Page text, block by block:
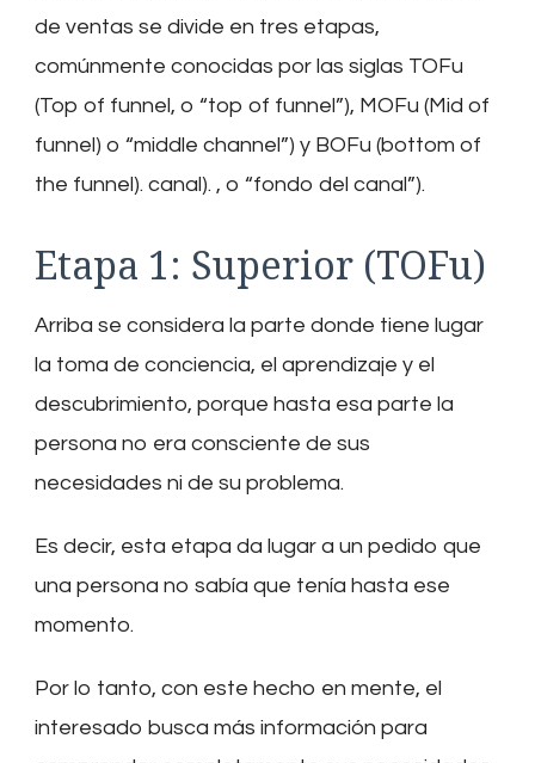
de ventas se divide en tres etapas,
comúnmente conocidas por las siglas TOFu
(Top of funnel, o “top of funnel”), MOFu (Mid of
funnel) o “middle channel”) y BOFu (bottom of
the funnel). canal). , o “fondo del canal”).
Etapa 1: Superior (TOFu)
Arriba se considera la parte donde tiene lugar
la toma de conciencia, el aprendizaje y el
descubrimiento, porque hasta esa parte la
persona no era consciente de sus
necesidades ni de su problema.
Es decir, esta etapa da lugar a un pedido que
una persona no sabía que tenía hasta ese
momento.
Por lo tanto, con este hecho en mente, el
interesado busca más información para